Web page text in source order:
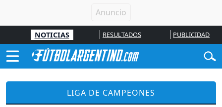
NOTICIAS RESULTADOS PUBLICIDAD
LIGA DE CAMPEONES